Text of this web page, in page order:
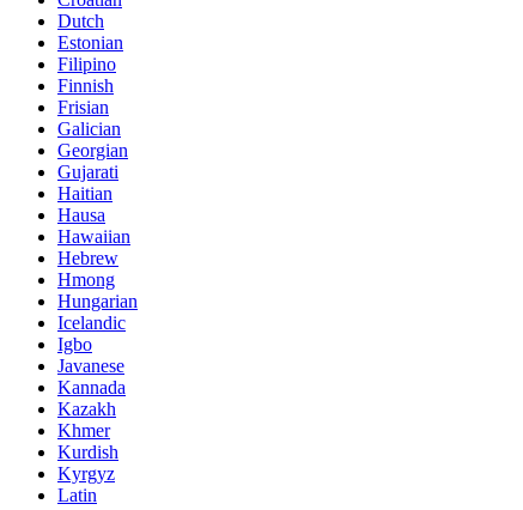
Dutch
Estonian
Filipino
Finnish
Frisian
Galician
Georgian
Gujarati
Haitian
Hausa
Hawaiian
Hebrew
Hmong
Hungarian
Icelandic
Igbo
Javanese
Kannada
Kazakh
Khmer
Kurdish
Kyrgyz
Latin